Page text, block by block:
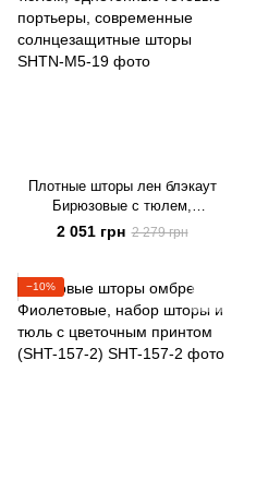
Плотные шторы лен блэкаут
Бирюзовые с тюлем,
однотонные готовые портьеры,
современные солнцезащитные
2 051 грн 2 279 грн
−10%